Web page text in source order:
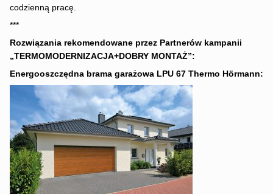
codzienną pracę.
***
Rozwiązania rekomendowane przez Partnerów kampanii
„TERMOMODERNIZACJA+DOBRY MONTAŻ”:
Energooszczędna brama garażowa LPU 67 Thermo Hörmann: